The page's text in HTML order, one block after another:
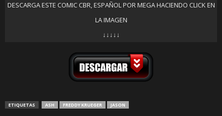
DESCARGA ESTE COMIC CBR, ESPAÑOL POR MEGA HACIENDO CLICK EN
LA IMAGEN
↓↓↓↓↓
ETIQUETAS ASH FREDDY KRUEGER JASON